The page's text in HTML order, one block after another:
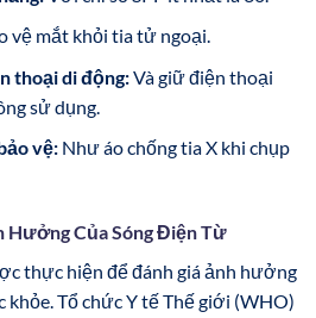
vệ mắt khỏi tia tử ngoại.
thoại di động:Và giữ điện thoại
sử dụng.
vệ:Như áo chống tia X khi chụp
Hưởng Của Sóng Điện Từ
thực hiện để đánh giá ảnh hưởng
khỏe. Tổ chức Y tế Thế giới (WHO)